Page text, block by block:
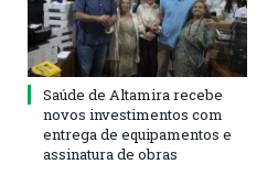
Saúde de Altamira recebe
novos investimentos com
entrega de equipamentos e
assinatura de obras